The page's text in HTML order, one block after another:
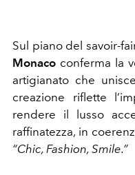
Sul piano del savoir-
Monaco conferma la
artigianato che
creazione riflette
rendere il lusso
raffinatezza, in
“Chic, Fashion, Smile.”